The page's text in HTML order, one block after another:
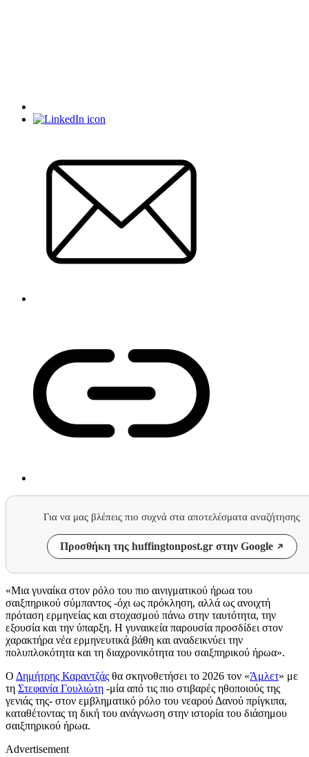
Για να μας βλέπεις πιο συχνά στα αποτελέσματα αναζήτησης
Προσθήκη της huffingtonpost.gr στην Google
«Μια γυναίκα στον ρόλο του πιο αινιγματικού ήρωα του
σαιξπηρικού σύμπαντος -όχι ως πρόκληση, αλλά ως ανοιχτή
πρόταση ερμηνείας και στοχασμού πάνω στην ταυτότητα, την
εξουσία και την ύπαρξη. Η γυναικεία παρουσία προσδίδει στον
χαρακτήρα νέα ερμηνευτικά βάθη και αναδεικνύει την
πολυπλοκότητα και τη διαχρονικότητα του σαιξπηρικού ήρωα».
Ο Δημήτρης Καραντζάς θα σκηνοθετήσει το 2026 τον «Άμλετ» με
τη Στεφανία Γουλιώτη -μία από τις πιο στιβαρές ηθοποιούς της
γενιάς της- στον εμβληματικό ρόλο του νεαρού Δανού πρίγκιπα,
καταθέτοντας τη δική του ανάγνωση στην ιστορία του διάσημου
σαιξπηρικού ήρωα.
Advertisement